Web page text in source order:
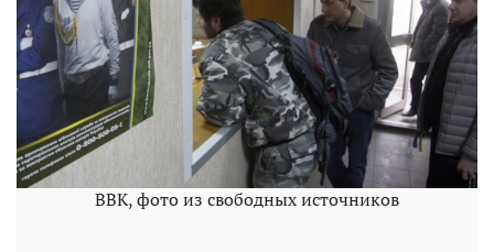
ВВК, фото из свободных источников